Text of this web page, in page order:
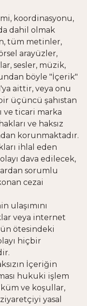
koordinasyonu,
dahil olmak
tüm metinler,
arayüzler,
sesler, müzik,
böyle "İçerik"
aittir, veya onu
üçüncü şahıstan
ve ticari marka
ve haksız
korunmaktadır.
ihlal eden
dava edilecek,
sorumlu
cezai
ulaşımını
veya internet
ötesindeki
hiçbir
İçeriğin
hukuki işlem
ve koşullar,
yasal